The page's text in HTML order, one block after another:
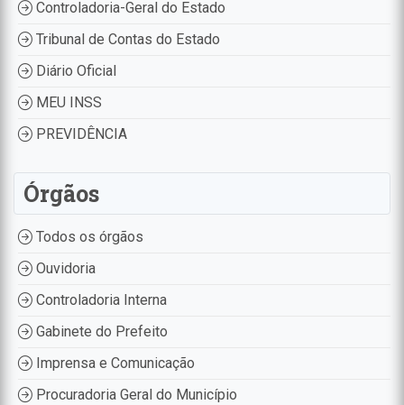
Controladoria-Geral do Estado
Tribunal de Contas do Estado
Diário Oficial
MEU INSS
PREVIDÊNCIA
Órgãos
Todos os órgãos
Ouvidoria
Controladoria Interna
Gabinete do Prefeito
Imprensa e Comunicação
Procuradoria Geral do Município